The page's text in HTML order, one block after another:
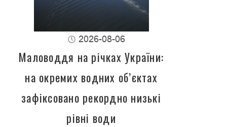
2026-08-06
Маловоддя на річках України:
на окремих водних об’єктах
зафіксовано рекордно низькі
рівні води